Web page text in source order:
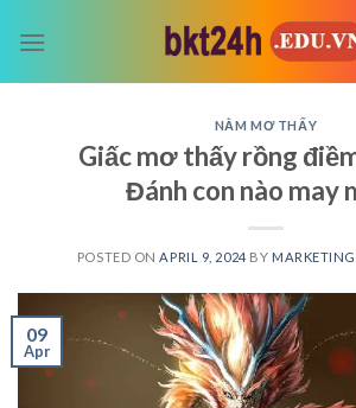
NẰM MƠ THẤY
Giấc mơ thấy rồng
Đánh con nào may
POSTED ON APRIL 9, 2024 BY
09
Apr